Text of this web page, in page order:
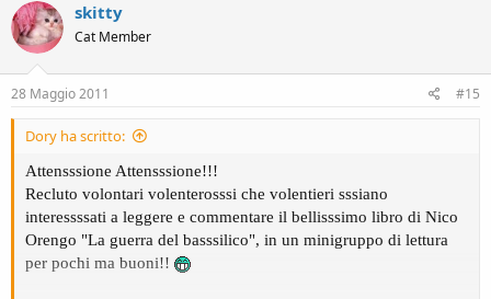
skitty
Cat Member
28 Maggio 2011 #15
Dory ha scritto:
Attensssione Attensssione!!!
Recluto volontari volenterosssi che volentieri sssiano
interessssati a leggere e commentare il bellisssimo libro di Nico
Orengo "La guerra del basssilico", in un minigruppo di lettura
per pochi ma buoni!!